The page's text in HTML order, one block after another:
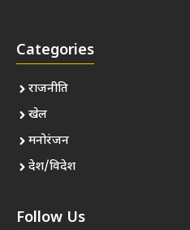
Categories
राजनीति
खेल
मनोरंजन
देश/विदेश
Follow Us